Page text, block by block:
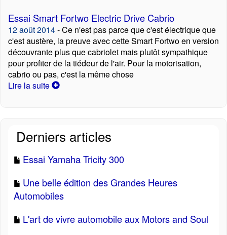
Essai Smart Fortwo Electric Drive Cabrio
12 août 2014- Ce n'est pas parce que c'est électrique que
c'est austère, la preuve avec cette Smart Fortwo en version
découvrante plus que cabriolet mais plutôt sympathique
pour profiter de la tiédeur de l'air. Pour la motorisation,
cabrio ou pas, c'est la même chose
Lire la suite
Derniers articles
Essai Yamaha Tricity 300
Une belle édition des Grandes Heures
Automobiles
L'art de vivre automobile aux Motors and Soul